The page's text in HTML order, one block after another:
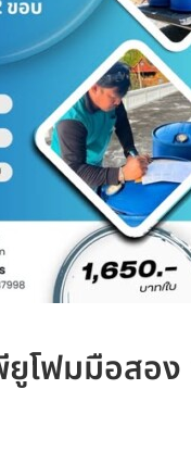
โฟมมือสอง